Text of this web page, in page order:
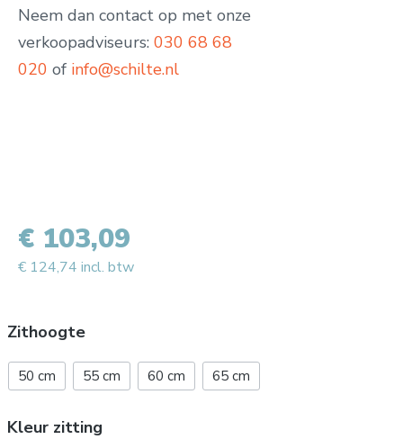
Neem dan contact op met onze
verkoopadviseurs: 030 68 68
020 of info@schilte.nl
Zithoogte
50 cm 55 cm 60 cm 65 cm
Kleur zitting
€ 103,09
€ 124,74 incl. btw